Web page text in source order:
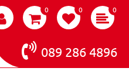
0 0 0
089 286 4896